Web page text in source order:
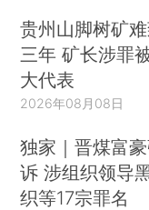
贵州山脚树矿
三年 矿长涉罪
大代表
2026年08月08日
独家｜晋煤富
诉 涉组织领导
织等17宗罪名